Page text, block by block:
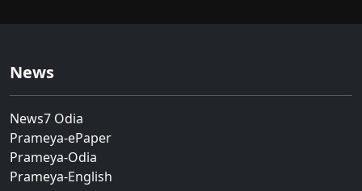
News
News7 Odia
Prameya-ePaper
Prameya-Odia
Prameya-English